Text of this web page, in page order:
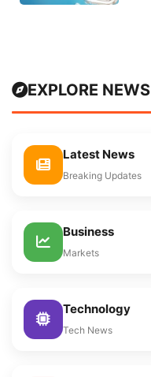
EXPLORE NEWS
Latest News
Breaking Updates
Business
Markets
Technology
Tech News